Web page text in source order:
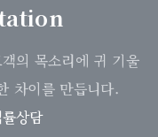
의 목소리에 귀 기울
차이를 만듭니다.
상담